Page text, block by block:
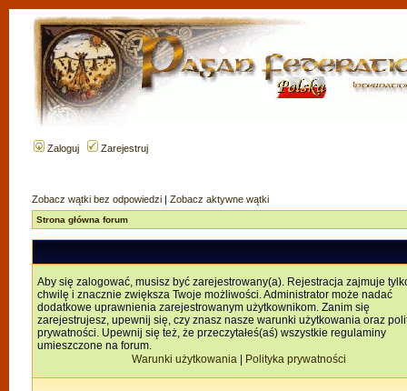
Zaloguj Zarejestruj
Zobacz wątki bez odpowiedzi | Zobacz aktywne wątki
Strona główna forum
Aby się zalogować, musisz być zarejestrowany(a). Rejestracja zajmuje
chwilę i znacznie zwiększa Twoje możliwości. Administrator może nadać
dodatkowe uprawnienia zarejestrowanym użytkownikom. Zanim się
zarejestrujesz, upewnij się, czy znasz nasze warunki użytkowania oraz
prywatności. Upewnij się też, że przeczytałeś(aś) wszystkie regulaminy
umieszczone na forum.
Warunki użytkowania| Polityka prywatności